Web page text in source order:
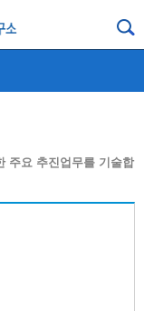
주요 추진업무를 기술합